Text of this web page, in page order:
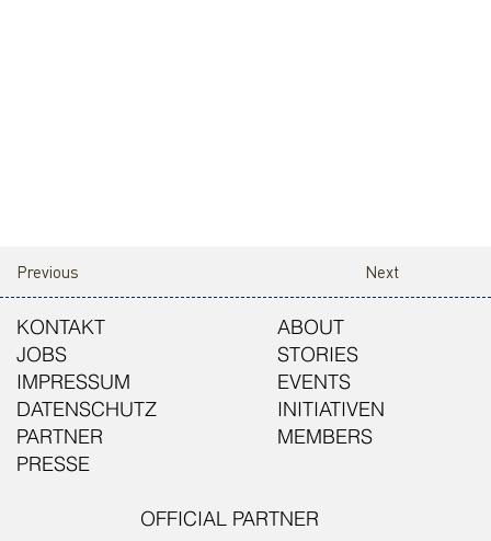
Next
Previous
KONTAKT
JOBS
IMPRESSUM
DATENSCHUTZ
PARTNER
PRESSE
ABOUT
STORIES
EVENTS
INITIATIVEN
MEMBERS
OFFICIAL PARTNER